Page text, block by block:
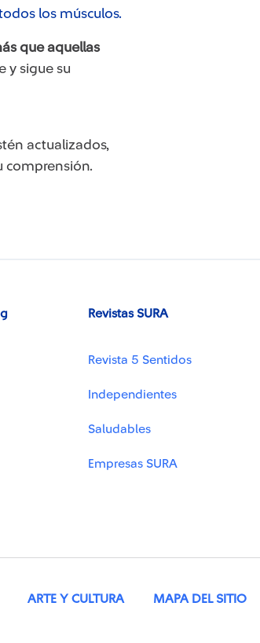
los músculos.
que aquellas
y sigue su
actualizados,
comprensión.
Revistas SURA
Revista 5 Sentidos
Independientes
Saludables
Empresas SURA
ARTE Y CULTURA MAPA DEL SITIO